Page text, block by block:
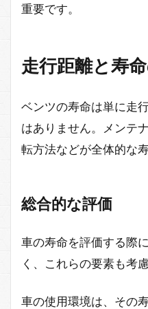
重要です。
走行距離と寿
ベンツの寿命は単に走
はありません。メンテ
転方法などが全体的な
総合的な評価
車の寿命を評価する際
く、これらの要素も考
車の使用環境は、その